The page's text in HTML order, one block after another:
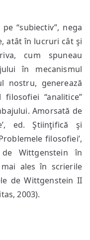
“subiectiv”, nega
atât în lucruri cât şi
cum spuneau
în mecanismul
nostru, generează
“analitice”
Amorsată de
ed. Ştiinţifică şi
filosofiei’,
Wittgenstein în
mai ales în scrierile
de Wittgenstein II
2003).